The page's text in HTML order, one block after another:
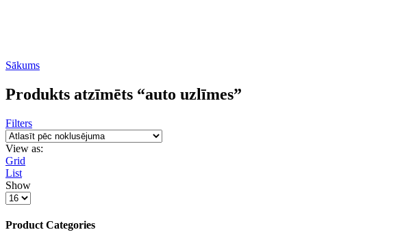
Sākums
Produkts atzīmēts “auto uzlīmes”
Filters
View as:
Grid
List
Show
Product Categories